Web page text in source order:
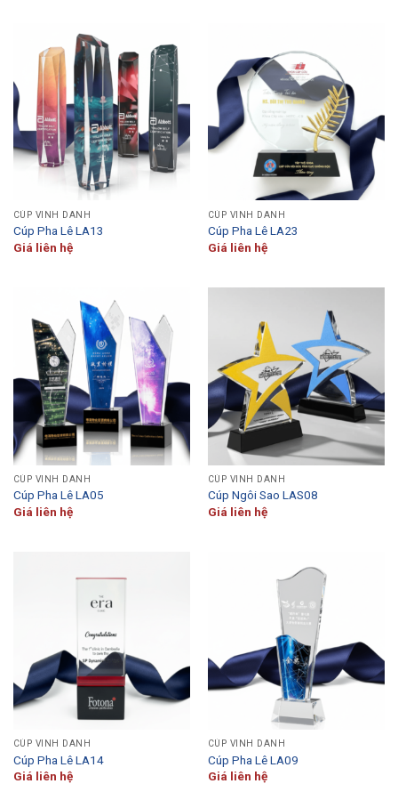
CÚP VINH DANH
Cúp Pha Lê LA13
Giá liên hệ
CÚP VINH DANH
Cúp Pha Lê LA23
Giá liên hệ
CÚP VINH DANH
Cúp Pha Lê LA05
Giá liên hệ
CÚP VINH DANH
Cúp Ngôi Sao LAS08
Giá liên hệ
CÚP VINH DANH
Cúp Pha Lê LA14
Giá liên hệ
CÚP VINH DANH
Cúp Pha Lê LA09
Giá liên hệ